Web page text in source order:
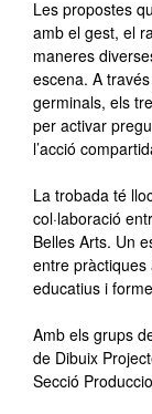
Les propostes
amb el gest, el
maneres
escena. A
germinals, els
per activar
l’acció
La trobada té
col·laboració
Belles Arts. Un
entre
educatius i
Amb els grups
de Dibuix
Secció